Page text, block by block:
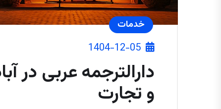
خدمات
1404-12-05
دارالترجمه عربی در
و تجارت